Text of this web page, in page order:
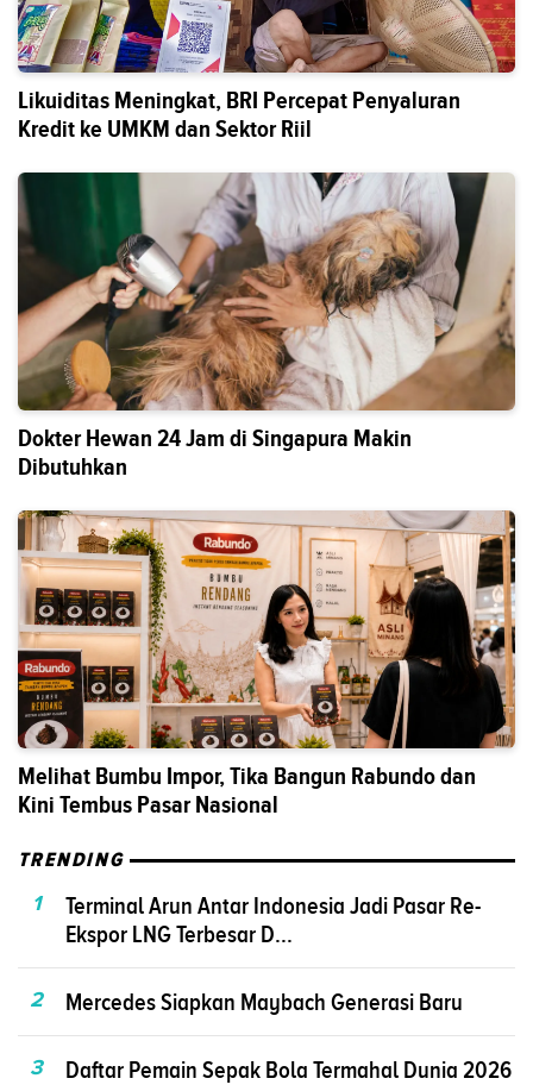
Likuiditas Meningkat, BRI Percepat Penyaluran
Kredit ke UMKM dan Sektor Riil
Dokter Hewan 24 Jam di Singapura Makin
Dibutuhkan
Melihat Bumbu Impor, Tika Bangun Rabundo dan
Kini Tembus Pasar Nasional
TRENDING
1
Terminal Arun Antar Indonesia Jadi Pasar Re-
Ekspor LNG Terbesar D...
2 Mercedes Siapkan Maybach Generasi Baru
3 Daftar Pemain Sepak Bola Termahal Dunia 2026